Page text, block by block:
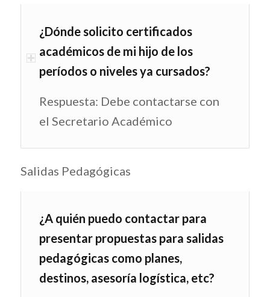
¿Dónde solicito certificados
académicos de mi hijo de los
períodos o niveles ya cursados?
Respuesta: Debe contactarse con
el Secretario Académico
Salidas Pedagógicas
¿A quién puedo contactar para
presentar propuestas para salidas
pedagógicas como planes,
destinos, asesoría logística, etc?